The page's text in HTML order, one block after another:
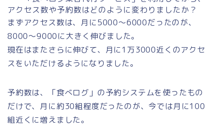
アクセス数や予約数はどのように変わりましたか？
まずアクセス数は、月に5000～6000だったのが、
8000～9000に大きく伸びました。
現在はまたさらに伸びて、月に1万3000近くのアクセ
スをいただけるようになりました。
予約数は、「食べログ」の予約システムを使ったもの
だけで、月に約30組程度だったのが、今では月に100
組近くに増えました。